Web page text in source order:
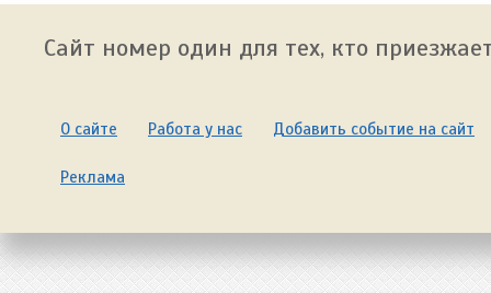
Сайт номер один для тех, кто
О сайте Работа у нас Добавить событие на сайт
Реклама